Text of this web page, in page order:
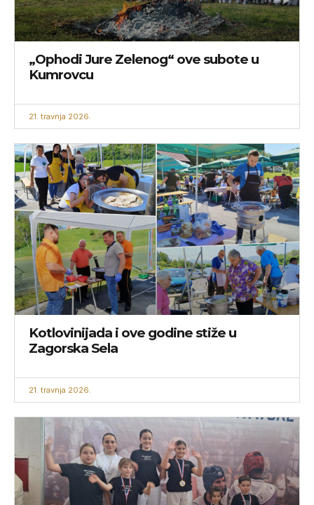
„Ophodi Jure Zelenog“ ove subote u
Kumrovcu
21. travnja 2026.
Kotlovinijada i ove godine stiže u
Zagorska Sela
21. travnja 2026.